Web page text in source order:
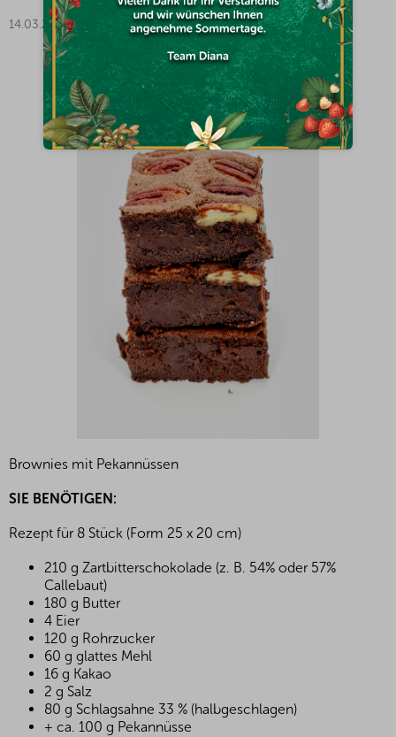
14.03.2024
Brownies mit Pekannüssen
SIE BENÖTIGEN:
Rezept für 8 Stück (Form 25 x 20 cm)
210 g Zartbitterschokolade (z. B. 54% oder 57%
Callebaut)
180 g Butter
4 Eier
120 g Rohrzucker
60 g glattes Mehl
16 g Kakao
2 g Salz
80 g Schlagsahne 33 % (halbgeschlagen)
+ ca. 100 g Pekannüsse